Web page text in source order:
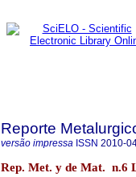
Reporte
versão impressa ISSN 2010-
Rep. Met. y de Mat. n.6